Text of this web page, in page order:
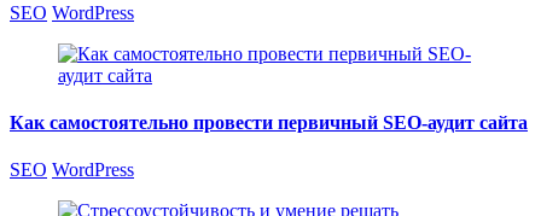
SEO WordPress
Как самостоятельно провести первичный SEO-аудит сайта
SEO WordPress